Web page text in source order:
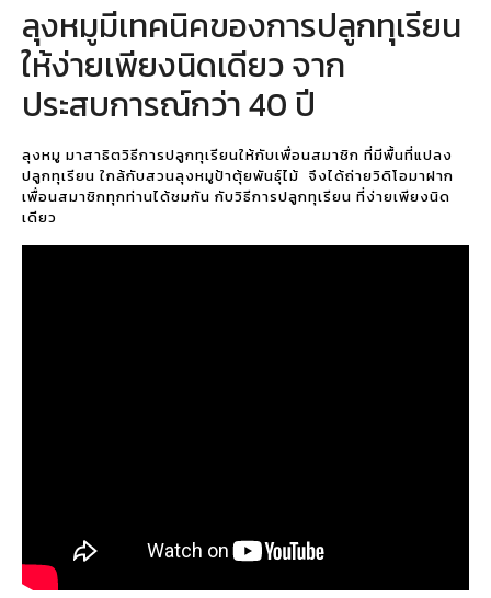
ลุงหมูมีเทคนิคของการปลูกทุเรียน
ให้ง่ายเพียงนิดเดียว จาก
ประสบการณ์กว่า 40 ปี
ลุงหมู มาสาธิตวิธีการปลูกทุเรียนให้กับเพื่อนสมาชิก ที่มีพื้นที่แปลง
ปลูกทุเรียน ใกล้กับสวนลุงหมูป้าตุ้ยพันธุ์ไม้ จึงได้ถ่ายวิดิโอมาฝาก
เพื่อนสมาชิกทุกท่านได้ชมกัน กับวิธีการปลูกทุเรียน ที่ง่ายเพียงนิด
เดียว